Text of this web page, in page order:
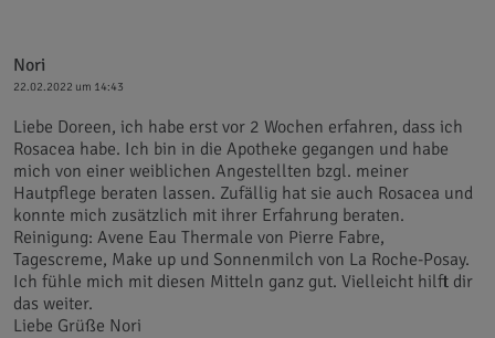
Nori
22.02.2022 um 14:43
Liebe Doreen, ich habe erst vor 2 Wochen erfahren, dass ich
Rosacea habe. Ich bin in die Apotheke gegangen und habe
mich von einer weiblichen Angestellten bzgl. meiner
Hautpflege beraten lassen. Zufällig hat sie auch Rosacea und
konnte mich zusätzlich mit ihrer Erfahrung beraten.
Reinigung: Avene Eau Thermale von Pierre Fabre,
Tagescreme, Make up und Sonnenmilch von La Roche-Posay.
Ich fühle mich mit diesen Mitteln ganz gut. Vielleicht hilft dir
das weiter.
Liebe Grüße Nori